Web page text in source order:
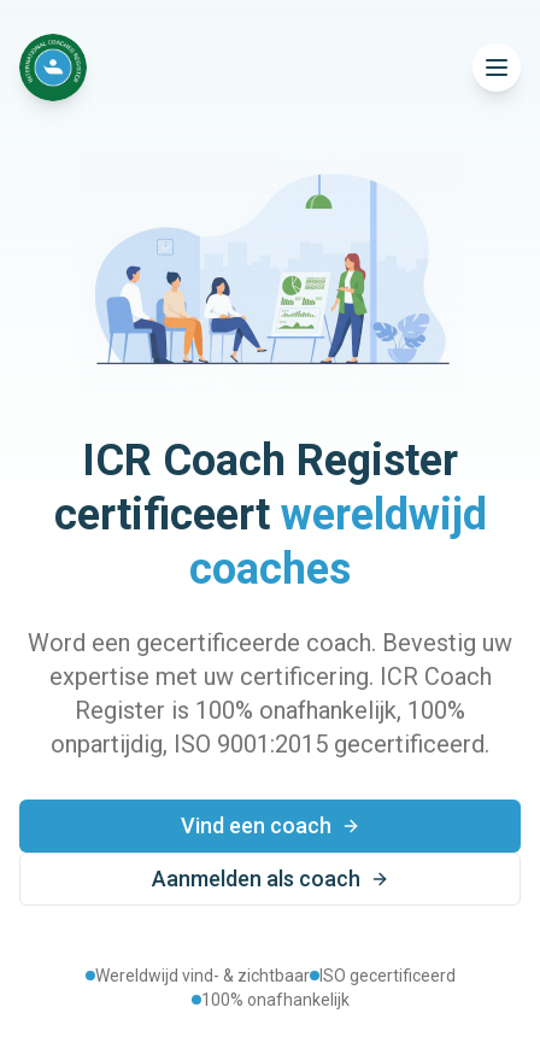
ICR Coach Register
certificeert wereldwijd
coaches
Word een gecertificeerde coach. Bevestig uw
expertise met uw certificering. ICR Coach
Register is 100% onafhankelijk, 100%
onpartijdig, ISO 9001:2015 gecertificeerd.
Vind een coach
Aanmelden als coach
Wereldwijd vind- & zichtbaar ISO gecertificeerd
100% onafhankelijk